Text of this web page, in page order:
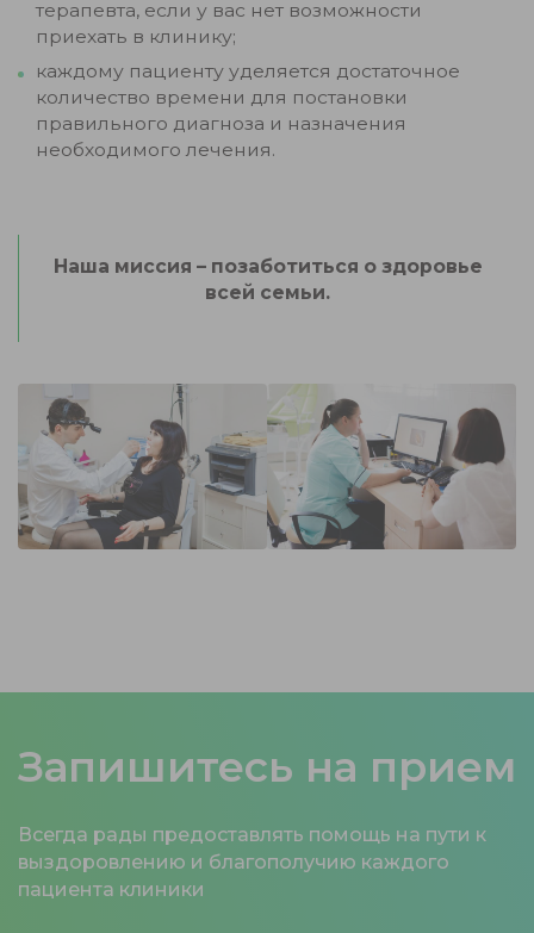
терапевта, если у вас нет возможности
приехать в клинику;
каждому пациенту уделяется достаточное
количество времени для постановки
правильного диагноза и назначения
необходимого лечения.
Наша миссия – позаботиться о здоровье
всей семьи.
Запишитесь на прием
Всегда рады предоставлять помощь на пути к
выздоровлению и благополучию каждого
пациента клиники